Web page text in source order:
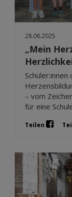
28.06.2025
„Mein
– vom
für eine
Teilen